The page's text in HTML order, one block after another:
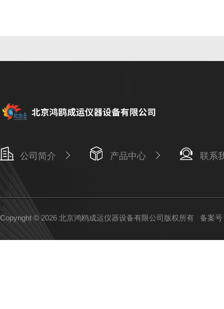
公司简介 产品中心 联系
Copyright © 2026 北京鸿鸥成运仪器设备有限公司版权所有 备案号